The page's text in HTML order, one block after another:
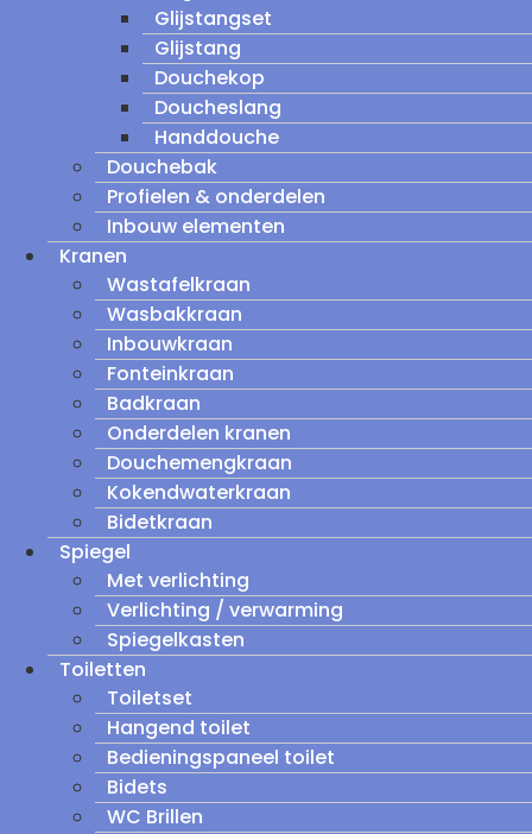
Glijstangset
Glijstang
Douchekop
Doucheslang
Handdouche
Douchebak
Profielen & onderdelen
Inbouw elementen
Kranen
Wastafelkraan
Wasbakkraan
Inbouwkraan
Fonteinkraan
Badkraan
Onderdelen kranen
Douchemengkraan
Kokendwaterkraan
Bidetkraan
Spiegel
Met verlichting
Verlichting / verwarming
Spiegelkasten
Toiletten
Toiletset
Hangend toilet
Bedieningspaneel toilet
Bidets
WC Brillen